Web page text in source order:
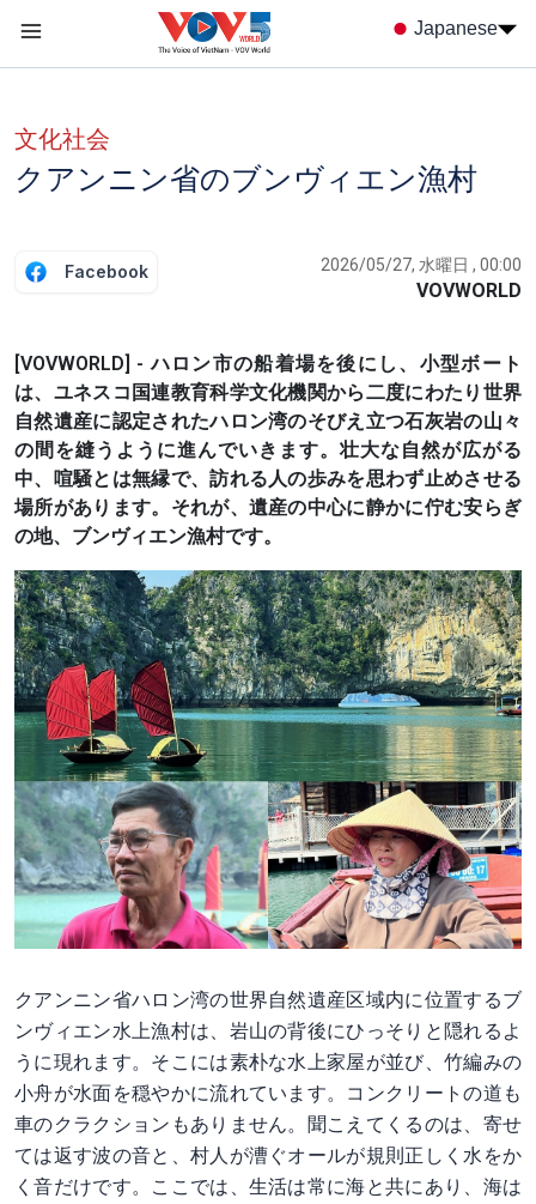
Japanese
文化社会
クアンニン省のブンヴィエン漁村
Facebook 2026/05/27, 水曜日 , 00:00
VOVWORLD
[VOVWORLD] - ハロン市の船着場を後にし、小型ボート
は、ユネスコ国連教育科学文化機関から二度にわたり世界
自然遺産に認定されたハロン湾のそびえ立つ石灰岩の山々
の間を縫うように進んでいきます。壮大な自然が広がる
中、喧騒とは無縁で、訪れる人の歩みを思わず止めさせる
場所があります。それが、遺産の中心に静かに佇む安らぎ
の地、ブンヴィエン漁村です。
クアンニン省ハロン湾の世界自然遺産区域内に位置するブ
ンヴィエン水上漁村は、岩山の背後にひっそりと隠れるよ
うに現れます。そこには素朴な水上家屋が並び、竹編みの
小舟が水面を穏やかに流れています。コンクリートの道も
車のクラクションもありません。聞こえてくるのは、寄せ
ては返す波の音と、村人が漕ぐオールが規則正しく水をか
く音だけです。ここでは、生活は常に海と共にあり、海は